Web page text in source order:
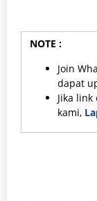
NOTE :
Join
dapat
Jika
kami,